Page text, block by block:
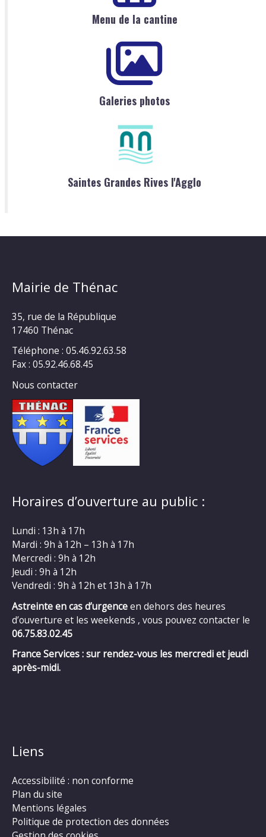
Menu de la cantine
Galeries photos
Saintes Grandes Rives l'Agglo
Mairie de Thénac
35, rue de la République
17460 Thénac
Téléphone : 05.46.92.63.58
Fax : 05.92.46.68.45
Nous contacter
Horaires d’ouverture au public :
Lundi : 13h à 17h
Mardi : 9h à 12h – 13h à 17h
Mercredi : 9h à 12h
Jeudi : 9h à 12h
Vendredi : 9h à 12h et 13h à 17h
Astreinte en cas d’urgenceen dehors des heures
d’ouverture et les weekends , vous pouvez contacter le
06.75.83.02.45
France Services : sur rendez-vous les mercredi et jeudi
après-midi.
Liens
Accessibilité : non conforme
Plan du site
Mentions légales
Politique de protection des données